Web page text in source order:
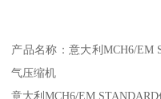
产品名称：意大利MCH6/EM
气压缩机
意大利MCH6/EM